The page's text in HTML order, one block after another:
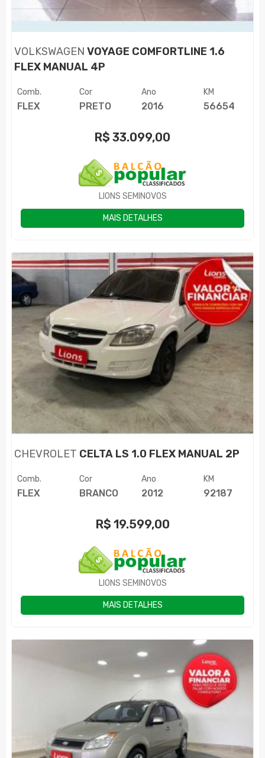
VOLKSWAGEN VOYAGE COMFORTLINE 1.6
FLEX MANUAL 4P
Comb.
FLEX
Cor
PRETO
Ano
2016
KM
56654
R$ 33.099,00
LIONS SEMINOVOS
MAIS DETALHES
CHEVROLET CELTA LS 1.0 FLEX MANUAL 2P
Comb.
FLEX
Cor
BRANCO
Ano
2012
KM
92187
R$ 19.599,00
LIONS SEMINOVOS
MAIS DETALHES